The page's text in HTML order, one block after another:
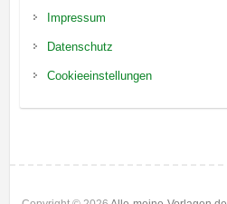
Impressum
Datenschutz
Cookieeinstellungen